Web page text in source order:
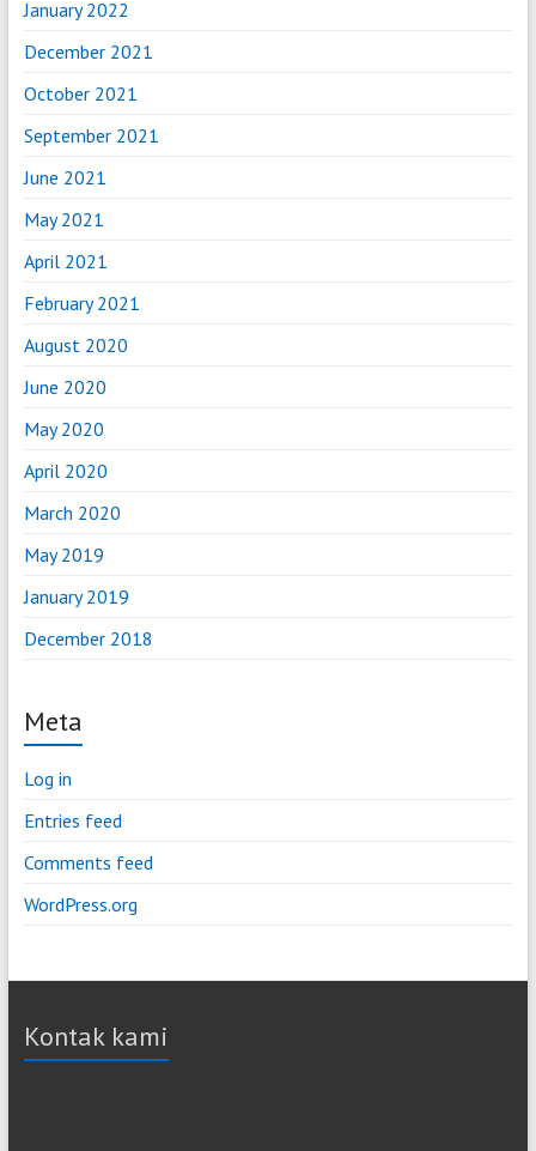
January 2022
December 2021
October 2021
September 2021
June 2021
May 2021
April 2021
February 2021
August 2020
June 2020
May 2020
April 2020
March 2020
May 2019
January 2019
December 2018
Meta
Log in
Entries feed
Comments feed
WordPress.org
Kontak kami